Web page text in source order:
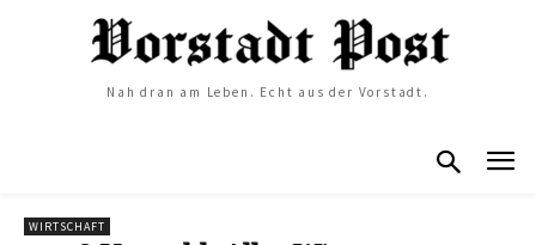
Nah dran am Leben. Echt aus der Vorstadt.
WIRTSCHAFT